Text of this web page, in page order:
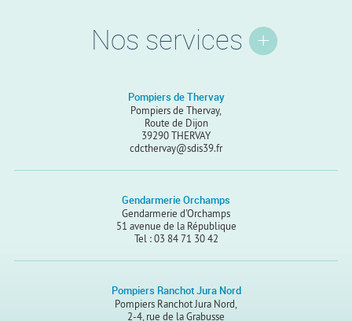
Nos services
Pompiers de Thervay
Pompiers de Thervay,
Route de Dijon
39290 THERVAY
cdcthervay@sdis39.fr
Gendarmerie Orchamps
Gendarmerie d'Orchamps
51 avenue de la République
Tel : 03 84 71 30 42
Pompiers Ranchot Jura Nord
Pompiers Ranchot Jura Nord,
2-4, rue de la Grabusse